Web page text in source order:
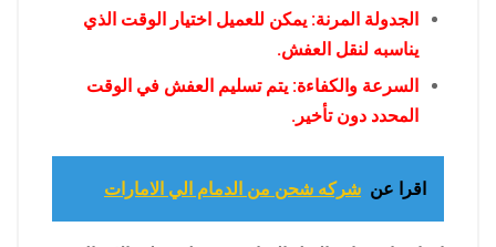
الجدولة المرنة: يمكن للعميل اختيار الوقت الذي
يناسبه لنقل العفش.
السرعة والكفاءة: يتم تسليم العفش في الوقت
المحدد دون تأخير.
اقرا عن شركه شحن من الدمام الي الامارات